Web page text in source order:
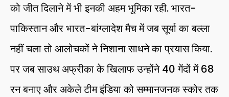
को जीत दिलाने में भी इनकी अहम भूमिका रही. भारत-
पाकिस्तान और भारत-बांग्लादेश मैच में जब सूर्या का बल्ला
नहीं चला तो आलोचकों ने निशाना साधने का प्रयास किया.
पर जब साउथ अफ्रीका के खिलाफ उन्होंने 40 गेंदों में 68
रन बनाए और अकेले टीम इंडिया को सम्मानजनक स्कोर तक